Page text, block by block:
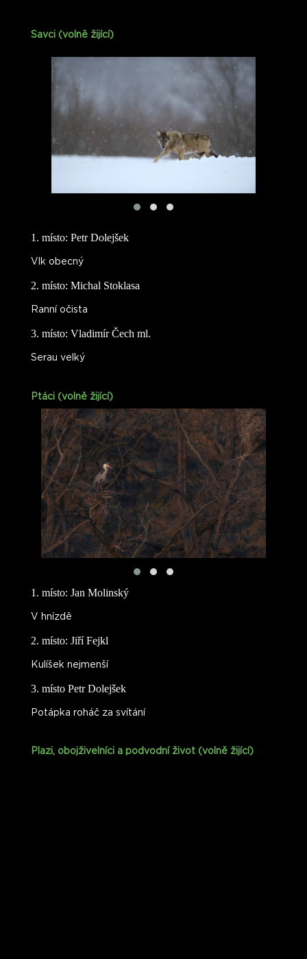
Savci (volně žijící)
1. místo: Petr Dolejšek
Vlk obecný
2. místo: Michal Stoklasa
Ranní očista
3. místo: Vladimír Čech ml.
Serau velký
Ptáci (volně žijící)
1. místo: Jan Molinský
V hnízdě
2. místo: Jiří Fejkl
Kulíšek nejmenší
3. místo Petr Dolejšek
Potápka roháč za svítání
Plazi, obojživelníci a podvodní život (volně žijící)